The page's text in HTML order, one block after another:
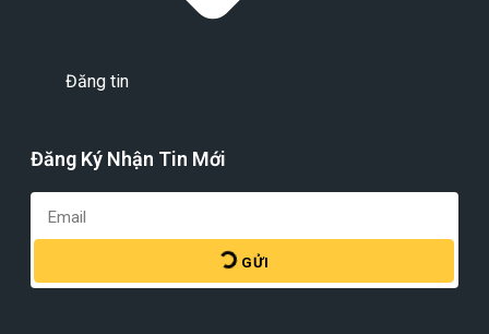
Đăng tin
Đăng Ký Nhận Tin Mới
GỬI